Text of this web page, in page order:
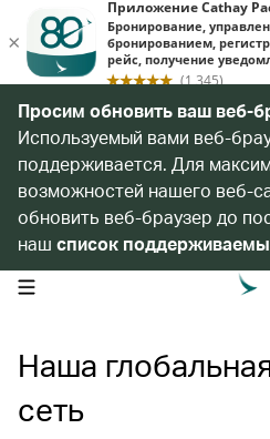
Просим обновить ваш веб-
Используемый вами веб-
поддерживается. Для
возможностей нашего веб-
обновить веб-браузер до
наш список
open navigation menu
Наша
сеть